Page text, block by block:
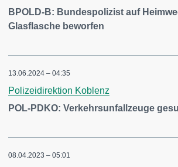
BPOLD-B: Bundespolizist auf
Glasflasche beworfen
13.06.2024 – 04:35
Polizeidirektion Koblenz
POL-PDKO: Verkehrsunfallzeuge
08.04.2023 – 05:01